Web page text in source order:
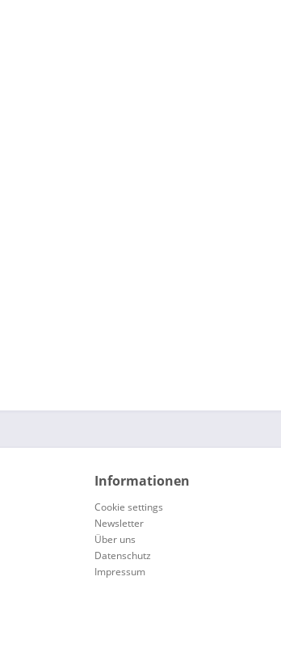
Informationen
Cookie settings
Newsletter
Über uns
Datenschutz
Impressum